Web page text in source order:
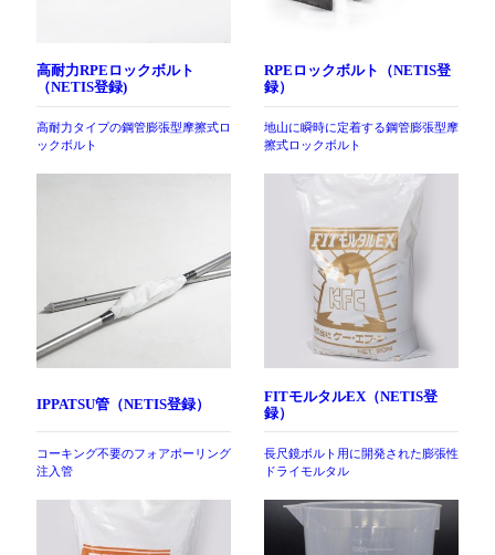
高耐力RPEロックボルト
（NETIS登録)
高耐力タイプの鋼管膨張型摩擦式ロ
ックボルト
RPEロックボルト（NETIS登
録）
地山に瞬時に定着する鋼管膨張型摩
擦式ロックボルト
IPPATSU管（NETIS登録）
コーキング不要のフォアポーリング
注入管
FITモルタルEX（NETIS登
録）
長尺鏡ボルト用に開発された膨張性
ドライモルタル